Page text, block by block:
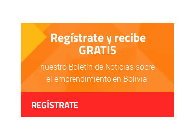
Regístrate y recibe
GRATIS
nuestro Boletín de Noticias sobre
el emprendimiento en Bolivia!
REGÍSTRATE